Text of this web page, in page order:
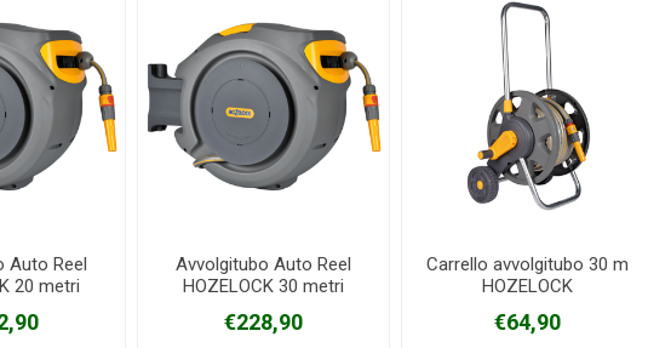
Griffon
Gamma
pennelli
Hozelock Irritrol
RIV -
Rubinetteria
Italiana
Silky
Auto Reel
20 metri
Avvolgitubo Auto Reel
HOZELOCK 30 metri
€228,90
Carrello avvolgitubo 30 m
HOZELOCK
€64,90